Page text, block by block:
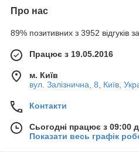
Про нас
89% позитивних з 3952 відгуків
Працює з 19.05.2016
м. Київ
вул. Залізнична, 8, Київ,
Контакти
Сьогодні працює з 09:00
Показати весь графік